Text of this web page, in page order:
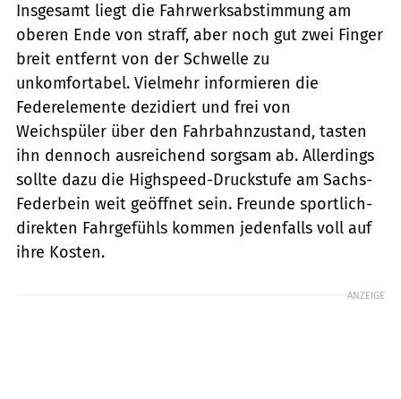
Insgesamt liegt die Fahrwerksabstimmung am
oberen Ende von straff, aber noch gut zwei Finger
breit entfernt von der Schwelle zu
unkomfortabel. Vielmehr informieren die
Federelemente dezidiert und frei von
Weichspüler über den Fahrbahnzustand, tasten
ihn dennoch ausreichend sorgsam ab. Allerdings
sollte dazu die Highspeed-Druckstufe am Sachs-
Federbein weit geöffnet sein. Freunde sportlich-
direkten Fahrgefühls kommen jedenfalls voll auf
ihre Kosten.
ANZEIGE